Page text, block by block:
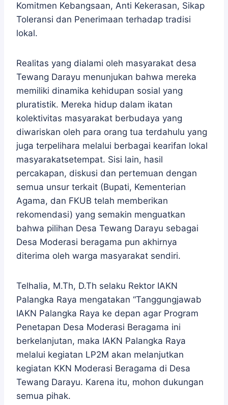
Komitmen Kebangsaan, Anti Kekerasan, Sikap
Toleransi dan Penerimaan terhadap tradisi
lokal.
Realitas yang dialami oleh masyarakat desa
Tewang Darayu menunjukan bahwa mereka
memiliki dinamika kehidupan sosial yang
pluratistik. Mereka hidup dalam ikatan
kolektivitas masyarakat berbudaya yang
diwariskan oleh para orang tua terdahulu yang
juga terpelihara melalui berbagai kearifan lokal
masyarakatsetempat. Sisi lain, hasil
percakapan, diskusi dan pertemuan dengan
semua unsur terkait (Bupati, Kementerian
Agama, dan FKUB telah memberikan
rekomendasi) yang semakin menguatkan
bahwa pilihan Desa Tewang Darayu sebagai
Desa Moderasi beragama pun akhirnya
diterima oleh warga masyarakat sendiri.
Telhalia, M.Th, D.Th selaku Rektor IAKN
Palangka Raya mengatakan “Tanggungjawab
IAKN Palangka Raya ke depan agar Program
Penetapan Desa Moderasi Beragama ini
berkelanjutan, maka IAKN Palangka Raya
melalui kegiatan LP2M akan melanjutkan
kegiatan KKN Moderasi Beragama di Desa
Tewang Darayu. Karena itu, mohon dukungan
semua pihak.